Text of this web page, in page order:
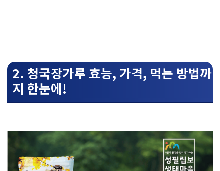
2. 청국장가루 효능, 가격, 먹는 방법까
지 한눈에!